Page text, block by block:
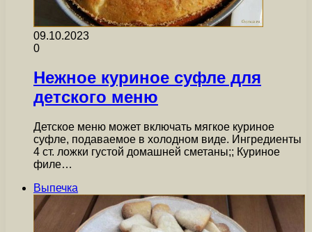
09.10.2023
0
Нежное куриное суфле для
детского меню
Детское меню может включать мягкое куриное
суфле, подаваемое в холодном виде. Ингредиенты
4 ст. ложки густой домашней сметаны;; Куриное
филе…
Выпечка